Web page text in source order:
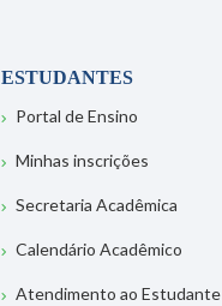
ESTUDANTES
Portal de Ensino
Minhas inscrições
Secretaria Acadêmica
Calendário Acadêmico
Atendimento ao Estudante